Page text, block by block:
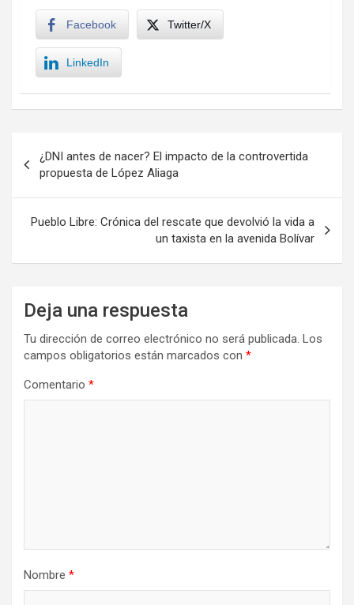
Facebook Twitter/X
LinkedIn
de
entradas
¿DNI antes de nacer? El impacto de la controvertida
propuesta de López Aliaga
Pueblo Libre: Crónica del rescate que devolvió la vida a
un taxista en la avenida Bolívar
Deja una respuesta
Tu dirección de correo electrónico no será publicada. Los
campos obligatorios están marcados con *
Comentario *
Nombre *